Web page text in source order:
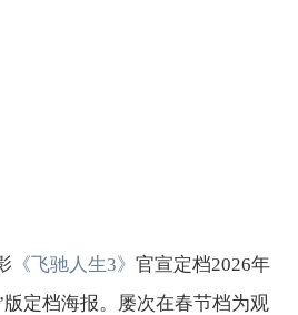
《飞驰人生3》 官宣定档2026年
定档海报。屡次在春节档为观